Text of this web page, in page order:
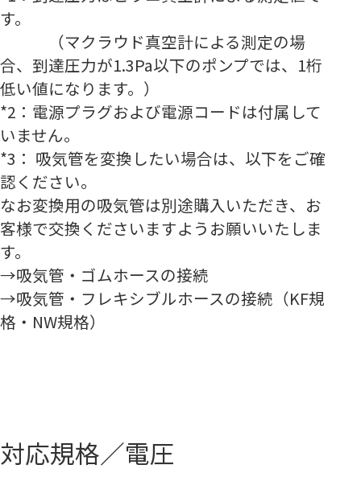
す。
（マクラウド真空計による測定の場
合、到達圧力が1.3Pa以下のポンプでは、1桁
低い値になります。）
*2：電源プラグおよび電源コードは付属して
いません。
*3： 吸気管を変換したい場合は、以下をご確
認ください。
なお変換用の吸気管は別途購入いただき、お
客様で交換くださいますようお願いいたしま
す。
→吸気管・ゴムホースの接続
→吸気管・フレキシブルホースの接続（KF規
格・NW規格）
対応規格／電圧